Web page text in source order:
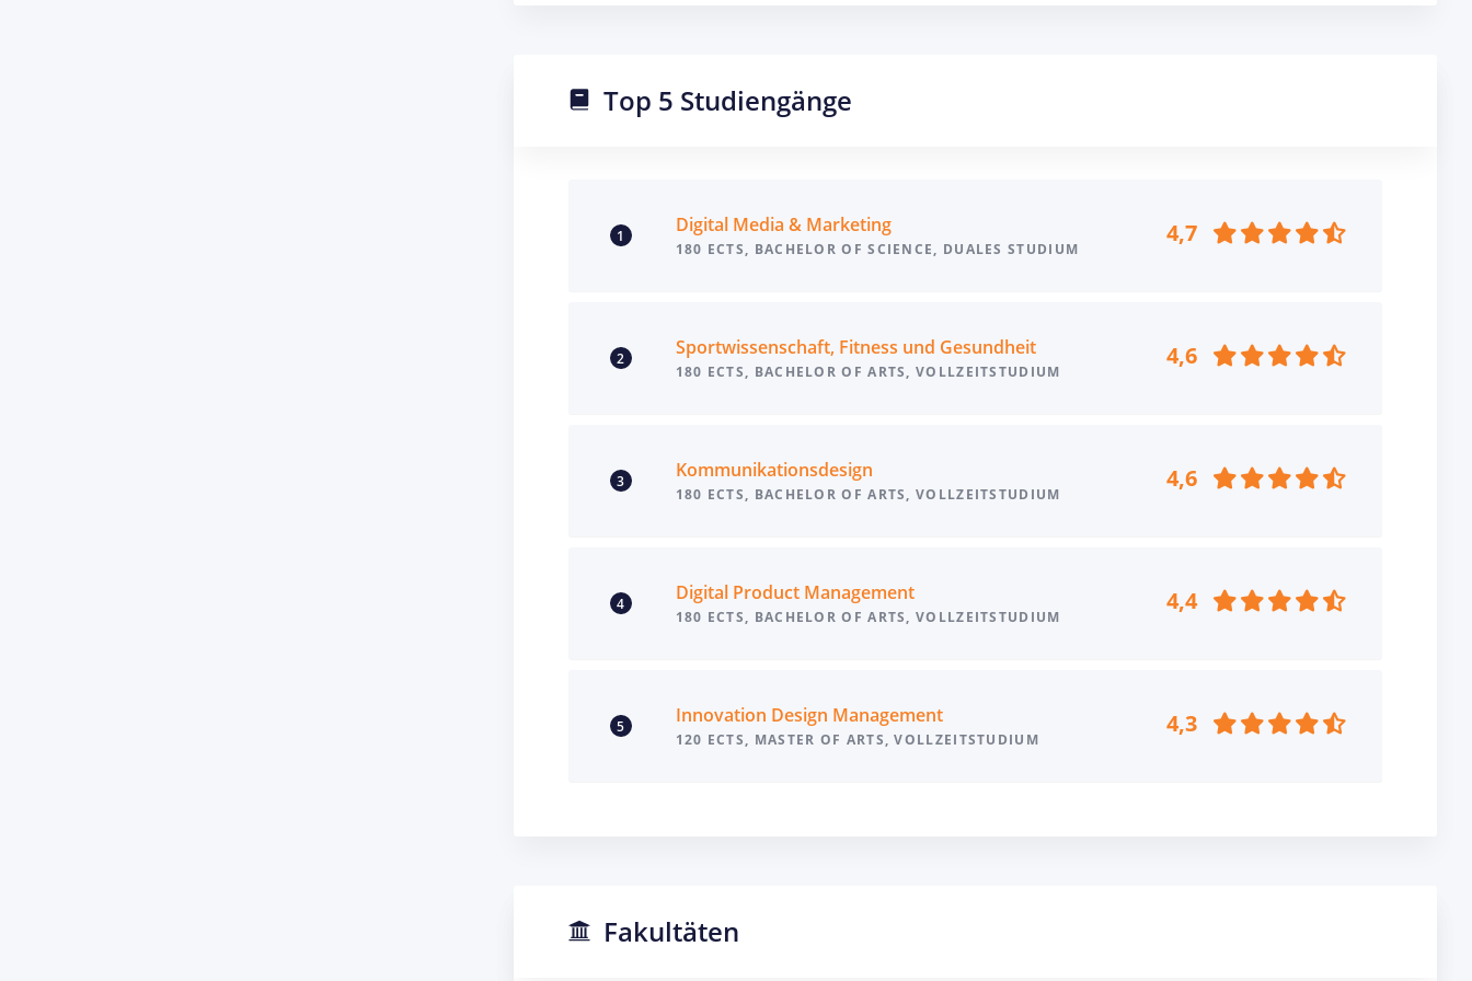
Top 5 Studiengänge
1 Digital Media & Marketing
180 ECTS, BACHELOR OF SCIENCE, DUALES STUDIUM
4,7
2 Sportwissenschaft, Fitness und Gesundheit
180 ECTS, BACHELOR OF ARTS, VOLLZEITSTUDIUM
4,6
3 Kommunikationsdesign
180 ECTS, BACHELOR OF ARTS, VOLLZEITSTUDIUM
4,6
4 Digital Product Management
180 ECTS, BACHELOR OF ARTS, VOLLZEITSTUDIUM
4,4
5 Innovation Design Management
120 ECTS, MASTER OF ARTS, VOLLZEITSTUDIUM
4,3
Fakultäten